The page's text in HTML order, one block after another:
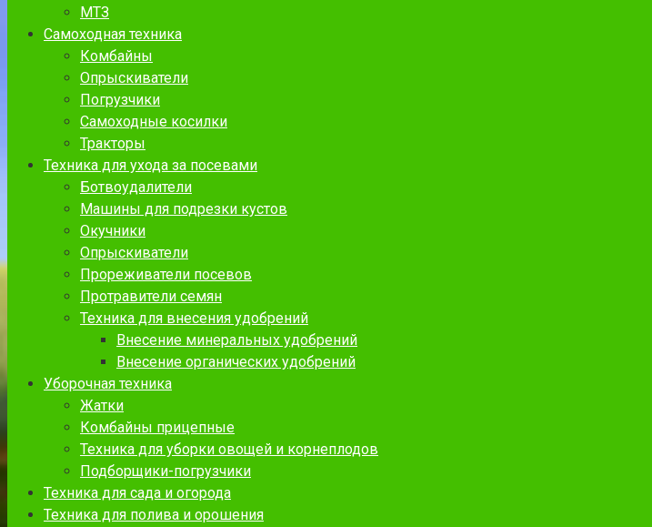
МТЗ
Самоходная техника
Комбайны
Опрыскиватели
Погрузчики
Самоходные косилки
Тракторы
Техника для ухода за посевами
Ботвоудалители
Машины для подрезки кустов
Окучники
Опрыскиватели
Прореживатели посевов
Протравители семян
Техника для внесения удобрений
Внесение минеральных удобрений
Внесение органических удобрений
Уборочная техника
Жатки
Комбайны прицепные
Техника для уборки овощей и корнеплодов
Подборщики-погрузчики
Техника для сада и огорода
Техника для полива и орошения